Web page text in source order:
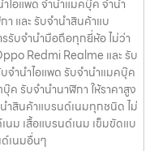
ไอแพด จำนำแมคบุ๊ค จำนำ
า และ รับจำนำสินค้าแบ
รับจำนำมือถือทุกยี่ห้อ ไม่ว่า
Redmi Realme และ รับ
บจำนำไอแพด รับจำนำแมคบุ๊ค
ค รับจำนำนาฬิกา ให้ราคาสูง
ำสินค้าแบรนด์เนมทุกชนิด ไม่
นม เสื้อแบรนด์เนม เข็มขัดแบ
เนมอื่นๆ